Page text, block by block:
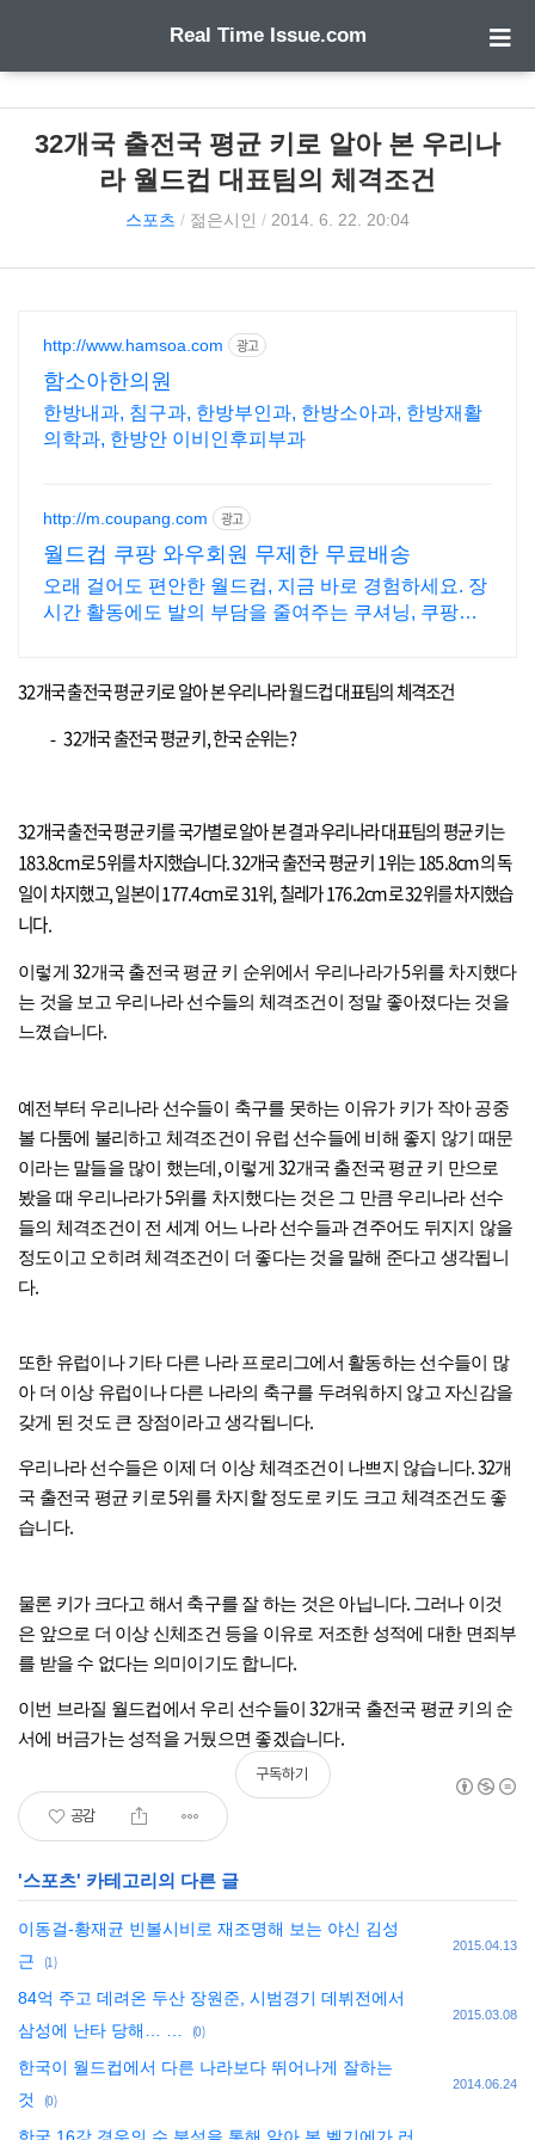
Real Time Issue.com
32개국 출전국 평균 키로 알아 본 우리나
라 월드컵 대표팀의 체격조건
스포츠 / 젊은시인 / 2014. 6. 22. 20:04
http://www.hamsoa.com 광고
함소아한의원
한방내과, 침구과, 한방부인과, 한방소아과, 한방재활
의학과, 한방안 이비인후피부과
http://m.coupang.com 광고
월드컵 쿠팡 와우회원 무제한 무료배송
오래 걸어도 편안한 월드컵, 지금 바로 경험하세요. 장
시간 활동에도 발의 부담을 줄여주는 쿠셔닝, 쿠팡에
32개국 출전국 평균 키로 알아 본 우리나라 월드컵 대표팀의 체격조건
- 32개국 출전국 평균 키,한국 순위는?
32개국 출전국 평균 키를 국가별로 알아 본 결과 우리나라 대표팀의 평균 키는
183.8cm로5위를 차지했습니다. 32개국 출전국 평균 키1위는185.8cm의 독
일이 차지했고,일본이177.4cm로31위,칠레가176.2cm로32위를 차지했습
니다.
이렇게 32개국 출전국 평균 키 순위에서 우리나라가5위를 차지했다
는 것을 보고 우리나라 선수들의 체격조건이 정말 좋아졌다는 것을
느꼈습니다.
예전부터 우리나라 선수들이 축구를 못하는 이유가 키가 작아 공중
볼 다툼에 불리하고 체격조건이 유럽 선수들에 비해 좋지 않기 때문
이라는 말들을 많이 했는데 ,이렇게 32개국 출전국 평균 키 만으로
봤을 때 우리나라가5위를 차지했다는 것은 그 만큼 우리나라 선수
들의 체격조건이 전 세계 어느 나라 선수들과 견주어도 뒤지지 않을
정도이고 오히려 체격조건이 더 좋다는 것을 말해 준다고 생각됩니
다.
또한 유럽이나 기타 다른 나라 프로리그에서 활동하는 선수들이 많
아 더 이상 유럽이나 다른 나라의 축구를 두려워하지 않고 자신감을
갖게 된 것도 큰 장점이라고 생각됩니다.
우리나라 선수들은 이제 더 이상 체격조건이 나쁘지 않습니다. 32개
국 출전국 평균 키로5위를 차지할 정도로 키도 크고 체격조건도 좋
습니다.
물론 키가 크다고 해서 축구를 잘 하는 것은 아닙니다. 그러나 이것
은 앞으로 더 이상 신체조건 등을 이유로 저조한 성적에 대한 면죄부
를 받을 수 없다는 의미이기도 합니다.
이번 브라질 월드컵에서 우리 선수들이32개국 출전국 평균 키의 순
서에 버금가는 성적을 거뒀으면 좋겠습니다.
공감
구독하기
'스포츠' 카테고리의 다른 글
이동걸-황재균 빈볼시비로 재조명해 보는 야신 김성
근
(1)
2015.04.13
84억 주고 데려온 두산 장원준, 시범경기 데뷔전에서
삼성에 난타 당해… …
(0)
2015.03.08
한국이 월드컵에서 다른 나라보다 뛰어나게 잘하는
것
(0)
2014.06.24